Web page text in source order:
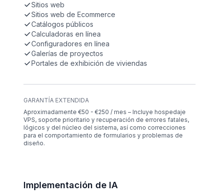
Sitios web
Sitios web de Ecommerce
Catálogos públicos
Calculadoras en línea
Configuradores en línea
Galerías de proyectos
Portales de exhibición de viviendas
GARANTÍA EXTENDIDA
Aproximadamente €50 - €250 / mes – Incluye hospedaje
VPS, soporte prioritario y recuperación de errores fatales,
lógicos y del núcleo del sistema, así como correcciones
para el comportamiento de formularios y problemas de
diseño.
Implementación de IA